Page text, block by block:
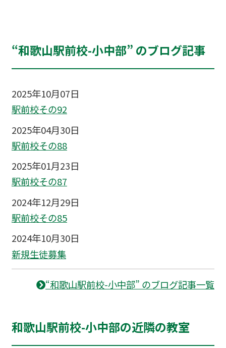
“和歌山駅前校-小中部” のブログ記事
2025年10月07日
駅前校その92
2025年04月30日
駅前校その88
2025年01月23日
駅前校その87
2024年12月29日
駅前校その85
2024年10月30日
新規生徒募集
“和歌山駅前校-小中部” のブログ記事一覧
和歌山駅前校-小中部の近隣の教室